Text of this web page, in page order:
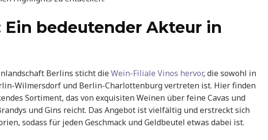
Ein bedeutender Akteur in
Berlins sticht dieWein-Filiale Vinos hervor, die sowohl in
Wilmersdorf und Berlin-Charlottenburg vertreten ist. Hier finden
Sortiment, das von exquisiten Weinen über feine Cavas und
und Gins reicht. Das Angebot ist vielfältig und erstreckt sich
sodass für jeden Geschmack und Geldbeutel etwas dabei ist.